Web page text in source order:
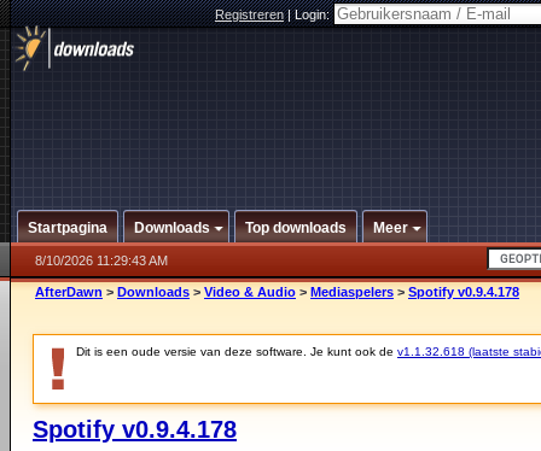
Registreren|Login:
Startpagina Downloads Top downloads Meer
8/10/2026 11:29:43 AM
AfterDawn > Downloads > Video & Audio > Mediaspelers > Spotify v0.9.4.178
Dit is een oude versie van deze software. Je kunt ook de v1.1.32.618 (laatste
Spotify v0.9.4.178